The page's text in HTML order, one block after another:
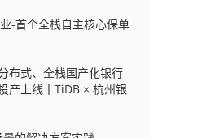
-首个全栈自主核心保单
布式、全栈国产化银行
产上线丨TiDB × 杭州银